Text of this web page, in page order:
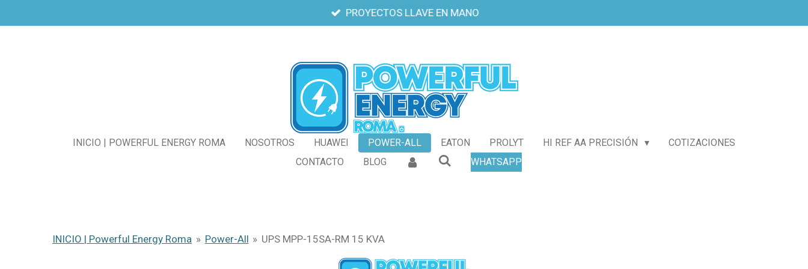
al
PROYECTOS LLAVE EN MANO
INICIO | POWERFUL ENERGY ROMA NOSOTROS HUAWEI POWER-ALL EATON PROLYT HI REF AA PRECISIÓN
COTIZACIONES
CONTACTO
BLOG WHATSAPP
INICIO | Powerful Energy Roma » Power-All » UPS MPP-15SA-RM 15 KVA​